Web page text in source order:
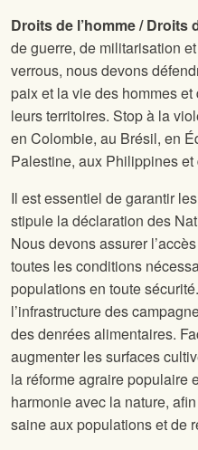
Droits de l’homme / Droits
de guerre, de militarisation
verrous, nous devons
paix et la vie des hommes
leurs territoires. Stop à la
en Colombie, au Brésil, en
Palestine, aux Philippines
Il est essentiel de garantir
stipule la déclaration des
Nous devons assurer
toutes les conditions
populations en toute
l’infrastructure des
des denrées alimentaires.
augmenter les surfaces
la réforme agraire populaire
harmonie avec la nature,
saine aux populations et de